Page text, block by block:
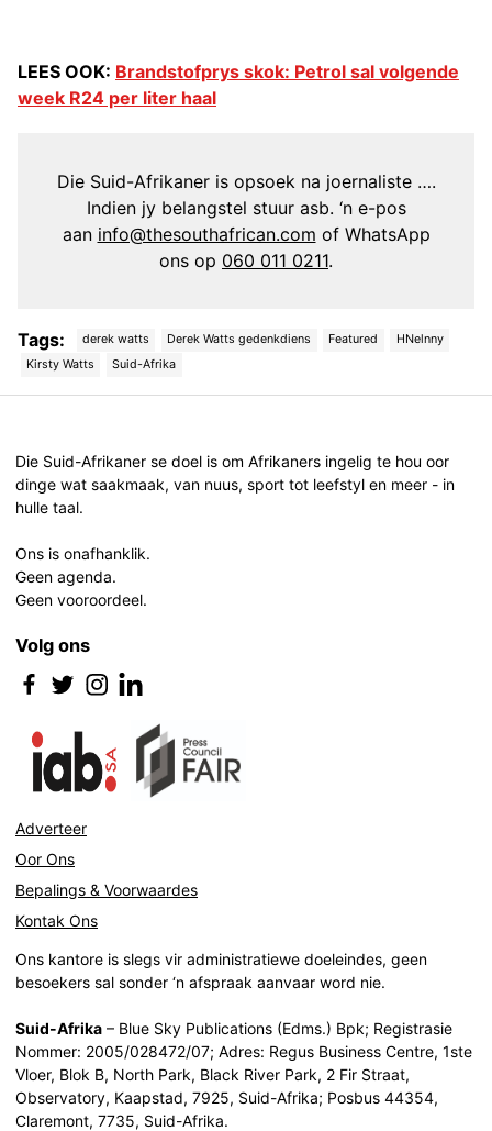
LEES OOK: Brandstofprys skok: Petrol sal volgende
week R24 per liter haal
Die Suid-Afrikaner is opsoek na joernaliste ….
Indien jy belangstel stuur asb. ‘n e-pos
aan info@thesouthafrican.com of WhatsApp
ons op 060 011 0211.
Tags: derek watts Derek Watts gedenkdiens Featured
HNelnny
Kirsty Watts
Suid-Afrika
Die Suid-Afrikaner se doel is om Afrikaners ingelig te hou oor
dinge wat saakmaak, van nuus, sport tot leefstyl en meer - in
hulle taal.
Ons is onafhanklik.
Geen agenda.
Geen vooroordeel.
Volg ons
Adverteer
Oor Ons
Bepalings & Voorwaardes
Kontak Ons
Ons kantore is slegs vir administratiewe doeleindes, geen
besoekers sal sonder ‘n afspraak aanvaar word nie.
Suid-Afrika – Blue Sky Publications (Edms.) Bpk; Registrasie
Nommer: 2005/028472/07; Adres: Regus Business Centre, 1ste
Vloer, Blok B, North Park, Black River Park, 2 Fir Straat,
Observatory, Kaapstad, 7925, Suid-Afrika; Posbus 44354,
Claremont, 7735, Suid-Afrika.